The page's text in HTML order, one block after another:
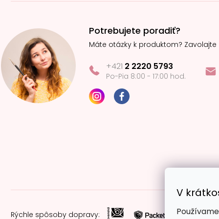
V
Potrebujete poradiť?
Máte otázky k produktom? Zavolajte
+421 2 2220 5793
Po-Pia 8:00 - 17:00 hod.
Rýchle spôsoby dopravy: